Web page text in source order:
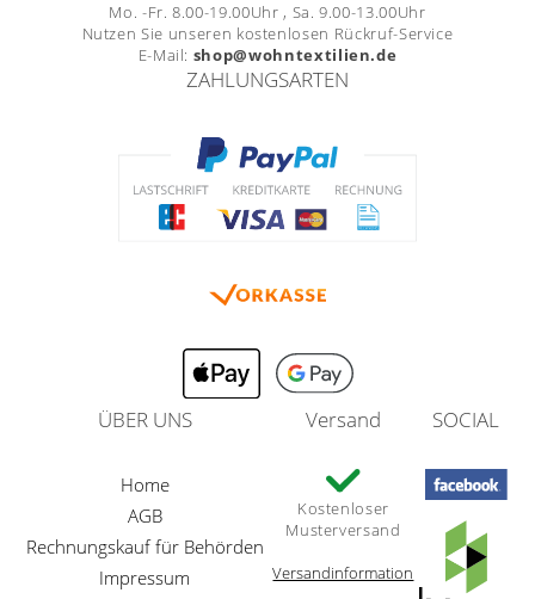
Mo. -Fr. 8.00-19.00Uhr , Sa. 9.00-13.00Uhr
Nutzen Sie unseren kostenlosen Rückruf-Service
E-Mail: shop@wohntextilien.de
ZAHLUNGSARTEN
ÜBER UNS
Home
AGB
Rechnungskauf für Behörden
Impressum
Versand
Kostenloser
Musterversand
Versandinformation
SOCIAL